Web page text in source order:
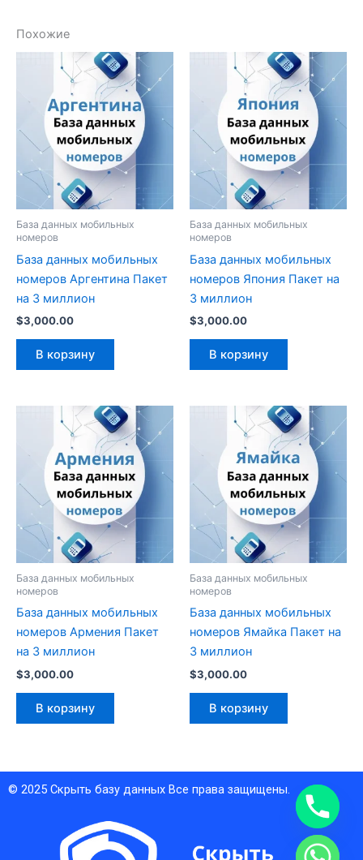
Похожие
База данных мобильных
номеров
База данных мобильных
номеров Аргентина Пакет
на 3 миллион
$3,000.00
В корзину
База данных мобильных
номеров
База данных мобильных
номеров Япония Пакет на
3 миллион
$3,000.00
В корзину
База данных мобильных
номеров
База данных мобильных
номеров Армения Пакет
на 3 миллион
$3,000.00
В корзину
База данных мобильных
номеров
База данных мобильных
номеров Ямайка Пакет на
3 миллион
$3,000.00
В корзину
© 2025 Скрыть базу данных Все права защищены.